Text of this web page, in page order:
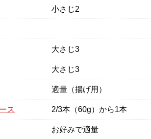
小さじ2
大さじ3
大さじ3
適量（揚げ用）
ス 2/3本（60g）から1本
お好みで適量